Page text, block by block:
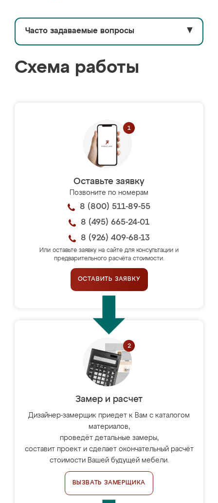
Часто задаваемые вопросы ▼
Схема работы
Оставьте заявку
Позвоните по номерам
8 (800) 511-89-55
8 (495) 665-24-01
8 (926) 409-68-13
Или оставьте заявку на сайте для консультации и
предварительного расчёта стоимости.
ОСТАВИТЬ ЗАЯВКУ
Замер и расчет
Дизайнер-замерщик приедет к Вам с каталогом
материалов,
проведёт детальные замеры,
составит проект и сделает окончательный расчёт
стоимости Вашей будущей мебели.
ВЫЗВАТЬ ЗАМЕРЩИКА